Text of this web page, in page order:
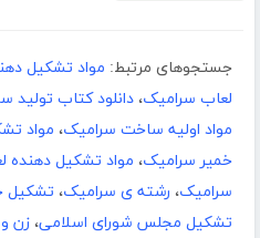
جستجوهای مرتبط: مواد تشکیل
لعاب سرامیک، دانلود کتاب تولید
مواد اولیه ساخت سرامیک، مواد
خمیر سرامیک، مواد تشکیل دهنده
سرامیک، رشته ی سرامیک، تشکیل
تشکیل مجلس شورای اسلامی، زن